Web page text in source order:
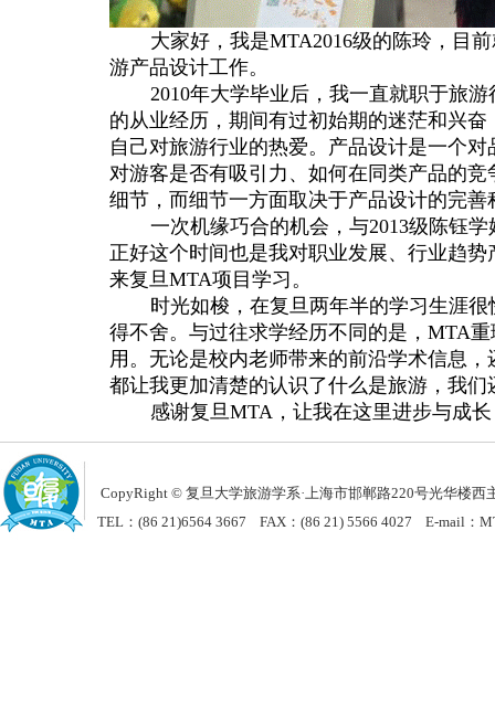
大家好，我是MTA2016级的陈玲，目
游产品设计工作。
2010年大学毕业后，我一直就职于旅
的从业经历，期间有过初始期的迷茫和兴
自己对旅游行业的热爱。产品设计是一个
对游客是否有吸引力、如何在同类产品的
细节，而细节一方面取决于产品设计的完
一次机缘巧合的机会，与2013级陈钰学
正好这个时间也是我对职业发展、行业趋
来复旦MTA项目学习。
时光如梭，在复旦两年半的学习生涯
得不舍。与过往求学经历不同的是， MTA重
用。无论是校内老师带来的前沿学术信息
都让我更加清楚的认识了什么是旅游，我
感谢复旦MTA ，让我在这里进步与成
CopyRight © 复旦大学旅游学系·上海市邯郸路220号光华楼西
TEL：(86 21)6564 3667 FAX：(86 21) 5566 4027 E-mail：